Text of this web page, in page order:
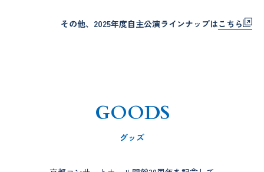
その他、2025年度自主公演ラインナップはこちら
GOODS
グッズ